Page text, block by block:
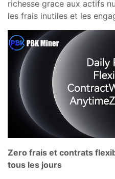
richesse grace aux actifs
les frais inutiles et les
Zero frais et contrats
tous les jours